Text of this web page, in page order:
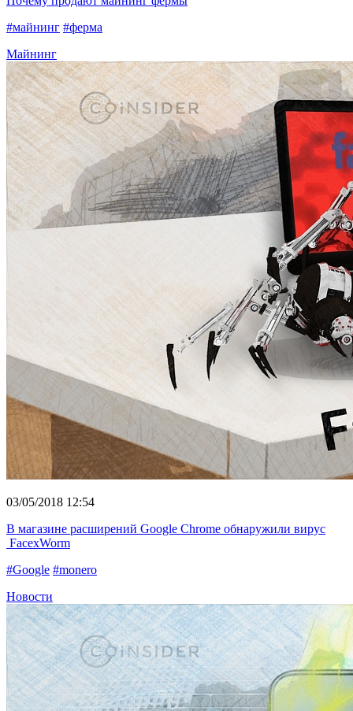
#майнинг #ферма
Майнинг
03/05/2018 12:54
В магазине расширений Google Chrome обнаружили вирус
FacexWorm
#Google #monero
Новости